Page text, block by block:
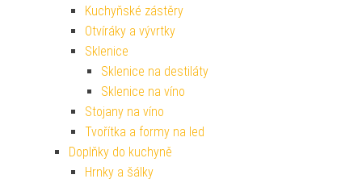
Kuchyňské zástěry
Otvíráky a vývrtky
Sklenice
Sklenice na destiláty
Sklenice na víno
Stojany na víno
Tvořítka a formy na led
Doplňky do kuchyně
Hrnky a šálky